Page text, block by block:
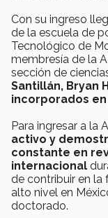
Con su ingreso
de la escuela de
Tecnológico de
membresía de la
sección de
Santillán, Bryan
incorporados
Para ingresar a la
activo y
constante en
internacional
de contribuir en la
alto nivel en
doctorado.